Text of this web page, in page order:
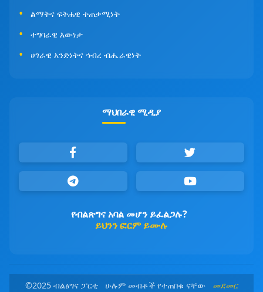
ልማትና ፍትሐዊ ተጠቃሚነት
ተግባራዊ እውነታ
ሀገራዊ አንድነትና ኅብረ ብሔራዊነት
ማህበራዊ ሚዲያ
የብልጽግና አባል መሆን ይፈልጋሉ?
ይህንን ፎርም ይሙሉ
©2025 ብልፅግና ፓርቲ ሁሉም መብቶች የተጠበቁ ናቸው መደመር